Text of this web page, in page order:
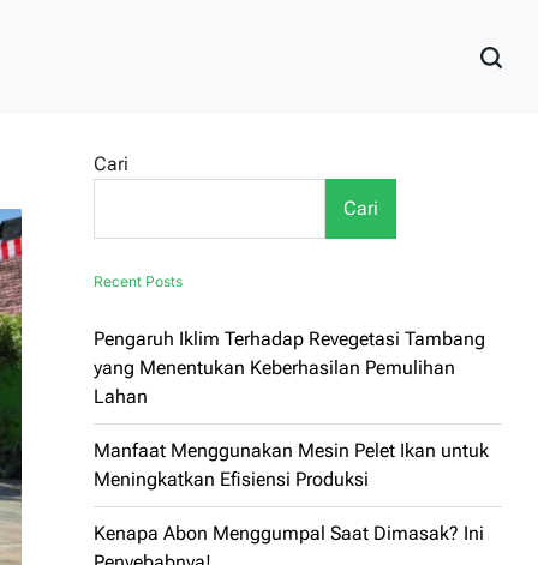
Cari
Cari
Recent Posts
Pengaruh Iklim Terhadap Revegetasi Tambang
yang Menentukan Keberhasilan Pemulihan
Lahan
Manfaat Menggunakan Mesin Pelet Ikan untuk
Meningkatkan Efisiensi Produksi
Kenapa Abon Menggumpal Saat Dimasak? Ini